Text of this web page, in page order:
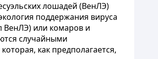
лошадей (ВенЛЭ)
поддержания вируса
ВенЛЭ) или комаров и
случайными
как предполагается,